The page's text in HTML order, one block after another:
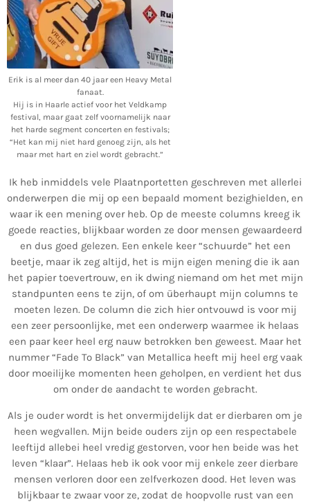
Erik is al meer dan 40 jaar een Heavy Metal
fanaat.
Hij is in Haarle actief voor het Veldkamp
festival, maar gaat zelf voornamelijk naar
het harde segment concerten en festivals;
“Het kan mij niet hard genoeg zijn, als het
maar met hart en ziel wordt gebracht.”
Ik heb inmiddels vele Plaatnportetten geschreven met allerlei
onderwerpen die mij op een bepaald moment bezighielden, en
waar ik een mening over heb. Op de meeste columns kreeg ik
goede reacties, blijkbaar worden ze door mensen gewaardeerd
en dus goed gelezen. Een enkele keer “schuurde” het een
beetje, maar ik zeg altijd, het is mijn eigen mening die ik aan
het papier toevertrouw, en ik dwing niemand om het met mijn
standpunten eens te zijn, of om überhaupt mijn columns te
moeten lezen. De column die zich hier ontvouwd is voor mij
een zeer persoonlijke, met een onderwerp waarmee ik helaas
een paar keer heel erg nauw betrokken ben geweest. Maar het
nummer “Fade To Black” van Metallica heeft mij heel erg vaak
door moeilijke momenten heen geholpen, en verdient het dus
om onder de aandacht te worden gebracht.
Als je ouder wordt is het onvermijdelijk dat er dierbaren om je
heen wegvallen. Mijn beide ouders zijn op een respectabele
leeftijd allebei heel vredig gestorven, voor hen beide was het
leven “klaar”. Helaas heb ik ook voor mij enkele zeer dierbare
mensen verloren door een zelfverkozen dood. Het leven was
blijkbaar te zwaar voor ze, zodat de hoopvolle rust van een